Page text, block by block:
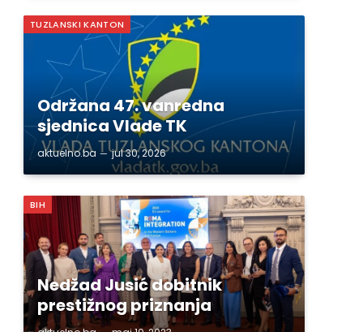
TUZLANSKI KANTON
Održana 47. vanredna
sjednica Vlade TK
aktuelno.ba jul 30, 2026
BIH
Nedžad Jusić dobitnik
prestižnog priznanja